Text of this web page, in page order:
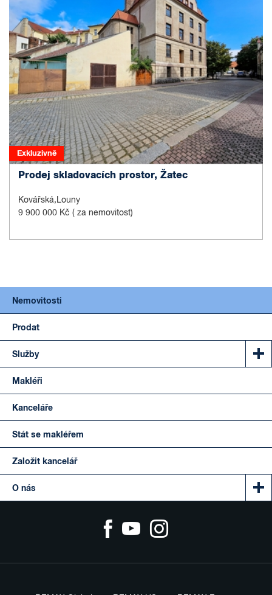
Exkluzivně
Prodej skladovacích prostor, Žatec
Kovářská,Louny
9 900 000 Kč ( za nemovitost)
Nemovitosti
Prodat
Služby
Makléři
Kanceláře
Stát se makléřem
Založit kancelář
O nás